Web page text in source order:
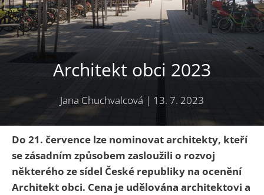
Architekt obci 2023
Jana Chuchvalcová | 13. 7. 2023
Do 21. července lze nominovat architekty, kteří
se zásadním způsobem zasloužili o rozvoj
některého ze sídel České republiky na ocenění
Architekt obci. Cena je udělována architektovi a